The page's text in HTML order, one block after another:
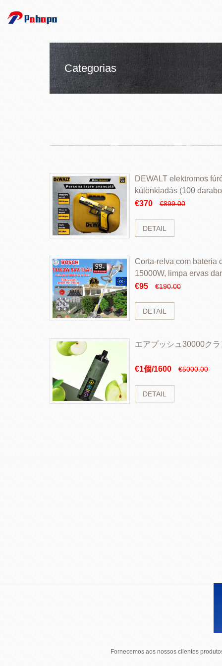
Categorias
DEWALT elektromos
különkiadás (100
€370
€899.00
DETAIL
Corta-relva com bateria
15000W, limpa ervas
rapidamente
€95 €190.00
DETAIL
エアプッシュ30000ク
€1個/1600 €5000.00
DETAIL
Fornecemos aos nossos clientes